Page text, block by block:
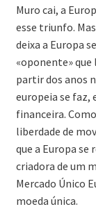
Muro cai, a
esse triunfo.
deixa a Europa
«oponente»
partir dos anos
europeia se faz,
financeira.
liberdade de
que a Europa
criadora de um
Mercado Único
moeda única.